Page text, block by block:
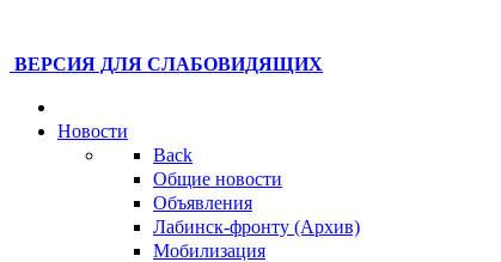
ВЕРСИЯ ДЛЯ СЛАБОВИДЯЩИХ
Новости
Back
Общие новости
Объявления
Лабинск-фронту (Архив)
Мобилизация